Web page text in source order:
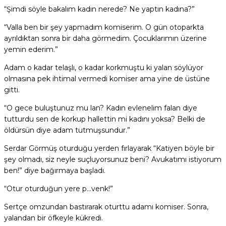
“Şimdi söyle bakalım kadın nerede? Ne yaptın kadına?”
“Valla ben bir şey yapmadım komiserim. O gün otoparkta
ayrıldıktan sonra bir daha görmedim. Çocuklarımın üzerine
yemin ederim.”
Adam o kadar telaşlı, o kadar korkmuştu ki yalan söylüyor
olmasına pek ihtimal vermedi komiser ama yine de üstüne
gitti.
“O gece buluştunuz mu lan? Kadın evlenelim falan diye
tutturdu sen de korkup hallettin mi kadını yoksa? Belki de
öldürsün diye adam tutmuşsundur.”
Serdar Görmüş oturduğu yerden fırlayarak “Katiyen böyle bir
şey olmadı, siz neyle suçluyorsunuz beni? Avukatımı istiyorum
ben!” diye bağırmaya başladı.
“Otur oturduğun yere p…venk!”
Sertçe omzundan bastırarak oturttu adamı komiser. Sonra,
yalandan bir öfkeyle kükredi.